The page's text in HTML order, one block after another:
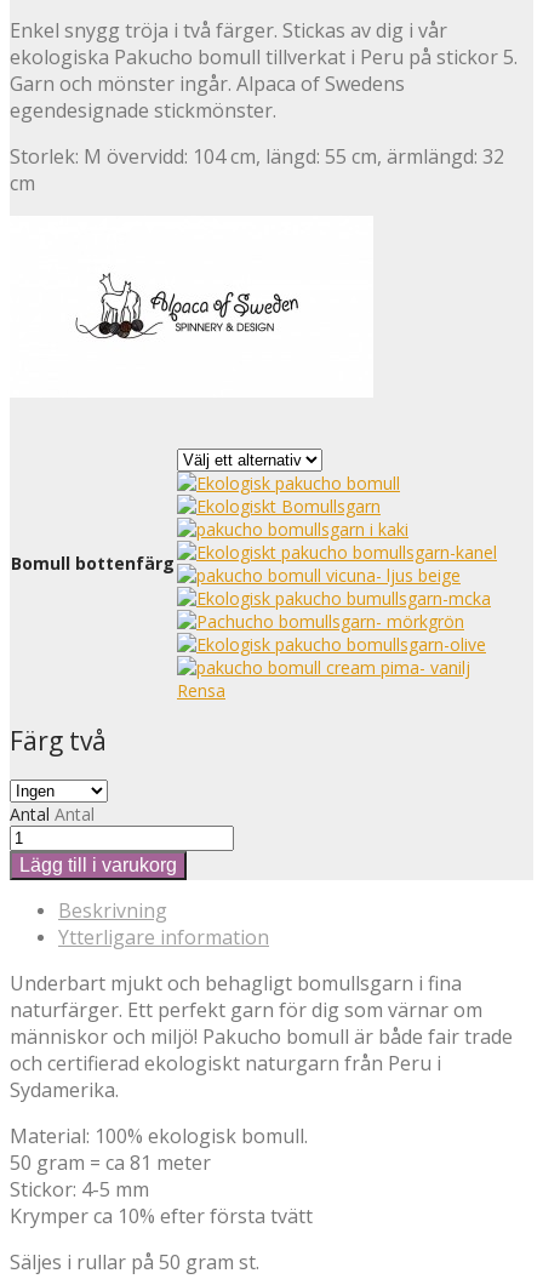
Enkel snygg tröja i två färger. Stickas av dig i vår
ekologiska Pakucho bomull tillverkat i Peru på stickor 5.
Garn och mönster ingår. Alpaca of Swedens
egendesignade stickmönster.
Storlek: M övervidd: 104 cm, längd: 55 cm, ärmlängd: 32
cm
Bomull bottenfärg
Rensa
Färg två
Antal Antal
Lägg till i varukorg
Beskrivning
Ytterligare information
Underbart mjukt och behagligt bomullsgarn i fina
naturfärger. Ett perfekt garn för dig som värnar om
människor och miljö! Pakucho bomull är både fair trade
och certifierad ekologiskt naturgarn från Peru i
Sydamerika.
Material: 100% ekologisk bomull.
50 gram = ca 81 meter
Stickor: 4-5 mm
Krymper ca 10% efter första tvätt
Säljes i rullar på 50 gram st.